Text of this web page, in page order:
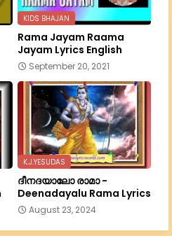
KIDS BHAJAN
Rama Jayam Raama
Jayam Lyrics English
September 20, 2021
K.J.YESUDAS
ദീനദയാലോ രാമാ -
Deenadayalu Rama Lyrics
August 23, 2024